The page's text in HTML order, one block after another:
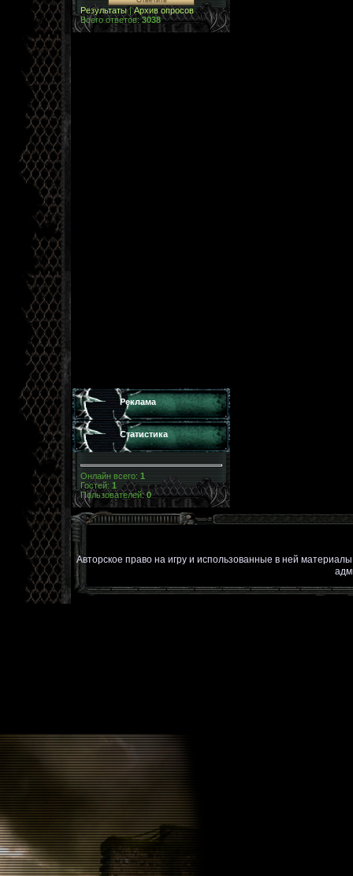
Результаты|Архив опросов
Всего ответов:3038
Реклама
Статистика
Онлайн всего: 1
Гостей: 1
Пользователей:0
Авторское право на игру и использованные в ней